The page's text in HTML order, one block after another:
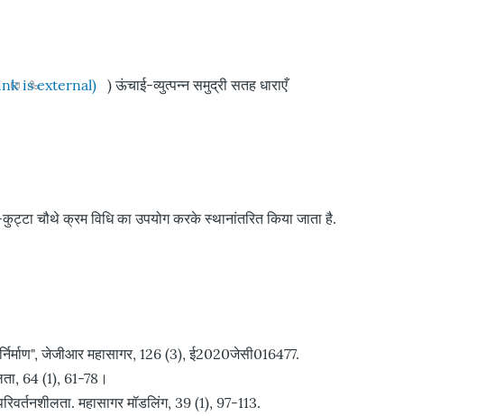
is external) ) ऊंचाई-व्युत्पन्न समुद्री सतह धाराएँ
चौथे क्रम विधि का उपयोग करके स्थानांतरित किया जाता है.
जेजीआर महासागर, 126 (3), ई2020जेसी016477.
64 (1), 61-78।
महासागर मॉडलिंग, 39 (1), 97-113.